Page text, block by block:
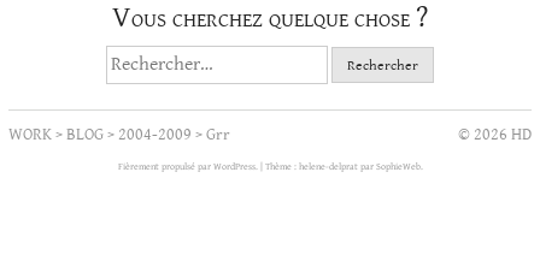
Vous cherchez quelque chose ?
Rechercher :
WORK>BLOG> 2004-2009 >Grr © 2026 HD
Fièrement propulsé par WordPress. Thème : helene-delprat par SophieWeb.